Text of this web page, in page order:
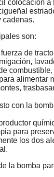
colocacion a
cadenas.
son:
de
combustible,
alimentar
con la
para
los dos
la bomba